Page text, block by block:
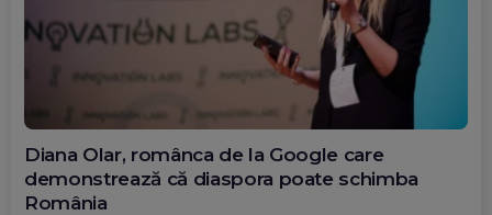
Diana Olar, românca de la Google care
demonstrează că diaspora poate schimba
România